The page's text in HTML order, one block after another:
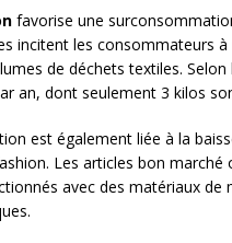
favorise une
incitent les consommateurs
de déchets textiles.
an, dont seulement 3 kilos
est également liée à la
Les articles bon
avec des matériaux de